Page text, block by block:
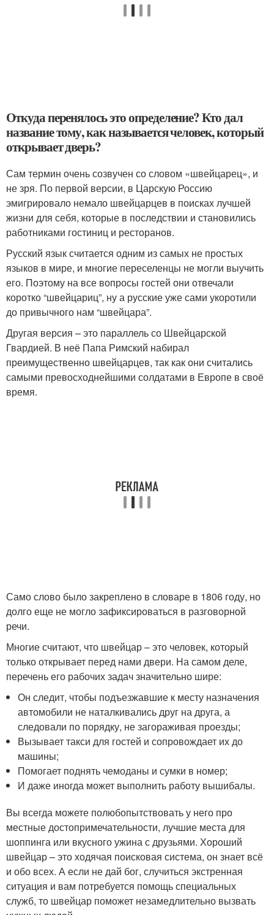
Откуда перенялось это определение? Кто дал
название тому, как называется человек, который
открывает дверь?
Сам термин очень созвучен со словом «швейцарец», и
не зря. По первой версии, в Царскую Россию
эмигрировало немало швейцарцев в поисках лучшей
жизни для себя, которые в последствии и становились
работниками гостиниц и ресторанов.
Русский язык считается одним из самых не простых
языков в мире, и многие переселенцы не могли выучить
его. Поэтому на все вопросы гостей они отвечали
коротко “швейцариц”, ну а русские уже сами укоротили
до привычного нам “швейцара”.
Другая версия – это параллель со Швейцарской
Гвардией. В неё Папа Римский набирал
преимущественно швейцарцев, так как они считались
самыми превосходнейшими солдатами в Европе в своё
время.
Само слово было закреплено в словаре в 1806 году, но
долго еще не могло зафиксироваться в разговорной
речи.
Многие считают, что швейцар – это человек, который
только открывает перед нами двери. На самом деле,
перечень его рабочих задач значительно шире:
Он следит, чтобы подъезжавшие к месту назначения
автомобили не наталкивались друг на друга, а
следовали по порядку, не загораживая проезды;
Вызывает такси для гостей и сопровождает их до
машины;
Помогает поднять чемоданы и сумки в номер;
И даже иногда может выполнить работу вышибалы.
Вы всегда можете полюбопытствовать у него про
местные достопримечательности, лучшие места для
шоппинга или вкусного ужина с друзьями. Хороший
швейцар – это ходячая поисковая система, он знает всё
и обо всех. А если не дай бог, случиться экстренная
ситуация и вам потребуется помощь специальных
служб, то швейцар поможет незамедлительно вызвать